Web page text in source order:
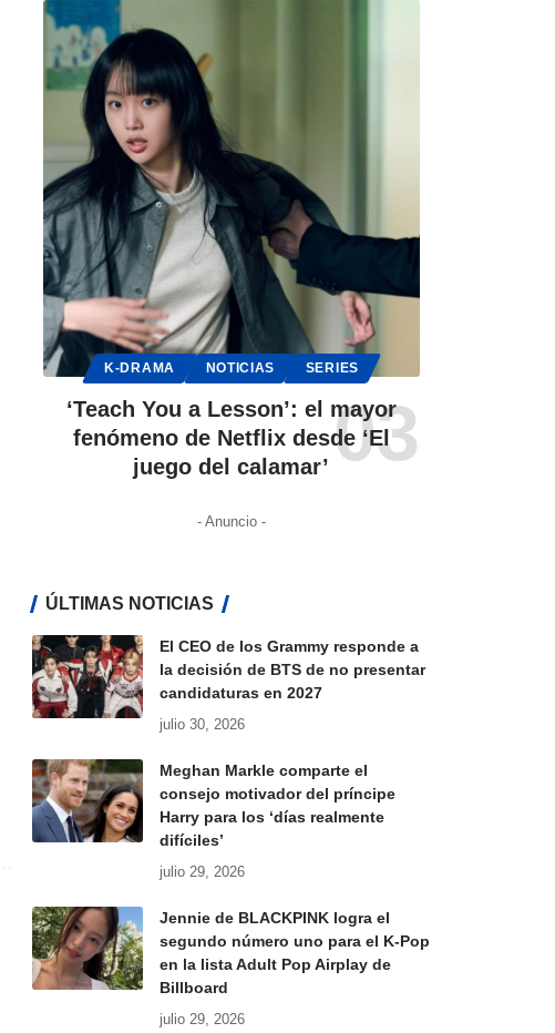
K-DRAMA NOTICIAS SERIES
‘Teach You a Lesson’: el mayor
fenómeno de Netflix desde ‘El
juego del calamar’
- Anuncio -
ÚLTIMAS NOTICIAS
El CEO de los Grammy responde a
la decisión de BTS de no presentar
candidaturas en 2027
julio 30, 2026
Meghan Markle comparte el
consejo motivador del príncipe
Harry para los ‘días realmente
difíciles’
julio 29, 2026
Jennie de BLACKPINK logra el
segundo número uno para el K-Pop
en la lista Adult Pop Airplay de
Billboard
julio 29, 2026